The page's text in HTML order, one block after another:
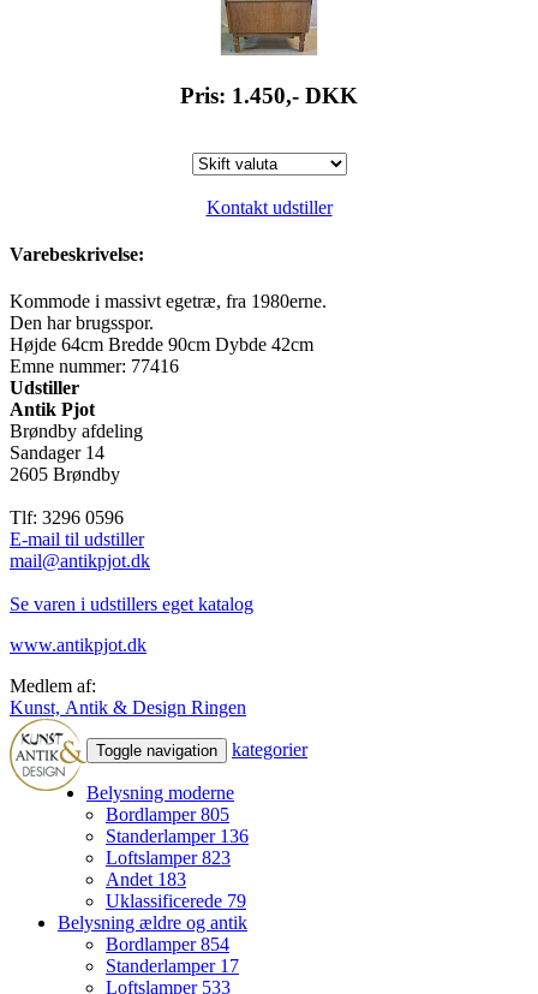
Pris: 1.450,- DKK
Kontakt udstiller
Varebeskrivelse:
Kommode i massivt egetræ, fra 1980erne.
Den har brugsspor.
Højde 64cm Bredde 90cm Dybde 42cm
Emne nummer: 77416
Udstiller
Antik Pjot
Brøndby afdeling
Sandager 14
2605 Brøndby
Tlf: 3296 0596
E-mail til udstiller
mail@antikpjot.dk
Se varen i udstillers eget katalog
www.antikpjot.dk
Medlem af:
Kunst, Antik & Design Ringen
Toggle navigation kategorier
Belysning moderne
Bordlamper805
Standerlamper 136
Loftslamper823
Andet 183
Uklassificerede 79
Belysning ældre og antik
Bordlamper854
Standerlamper 17
Loftslamper 533